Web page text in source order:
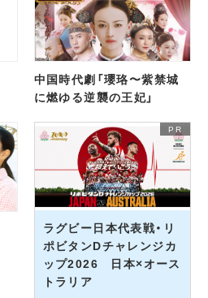
中国時代劇「瓔珞〜紫禁城
に燃ゆる逆襲の王妃」
ラグビー日本代表戦・リ
ポビタンDチャレンジカ
ップ2026 日本×オース
トラリア